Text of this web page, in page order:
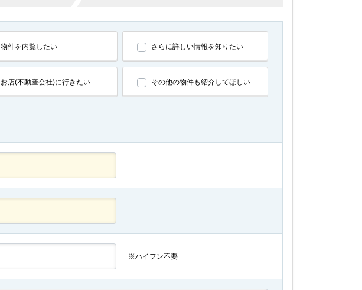
物件を内覧したい さらに詳しい情報を知りたい
お店(不動産会社)に行きたい その他の物件も紹介してほしい
※ハイフン不要